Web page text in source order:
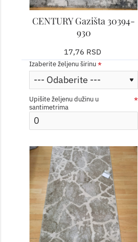
CENTURY Gazišta 30394-
930
17,76 RSD
Izaberite željenu širinu
Upišite željenu dužinu u
santimetrima